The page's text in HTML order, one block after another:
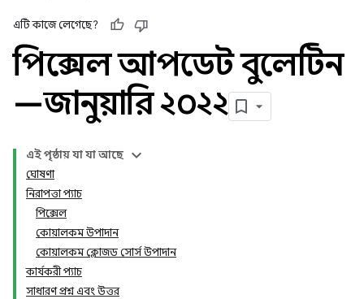
এটি কাজে লেগেছে?
পিক্সেল আপডেট বুলেটিন
—জানুয়ারি ২০২২
এই পৃষ্ঠায় যা যা আছে
ঘোষণা
নিরাপত্তা প্যাচ
পিক্সেল
কোয়ালকম উপাদান
কোয়ালকম ক্লোজড সোর্স উপাদান
কার্যকরী প্যাচ
সাধারণ প্রশ্ন এবং উত্তর